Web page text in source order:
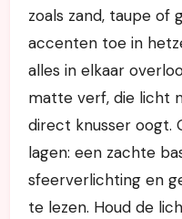
zoals zand, taupe of
accenten toe in
alles in elkaar
matte verf, die licht
direct knusser oogt.
lagen: een zachte
sfeerverlichting en
te lezen. Houd de